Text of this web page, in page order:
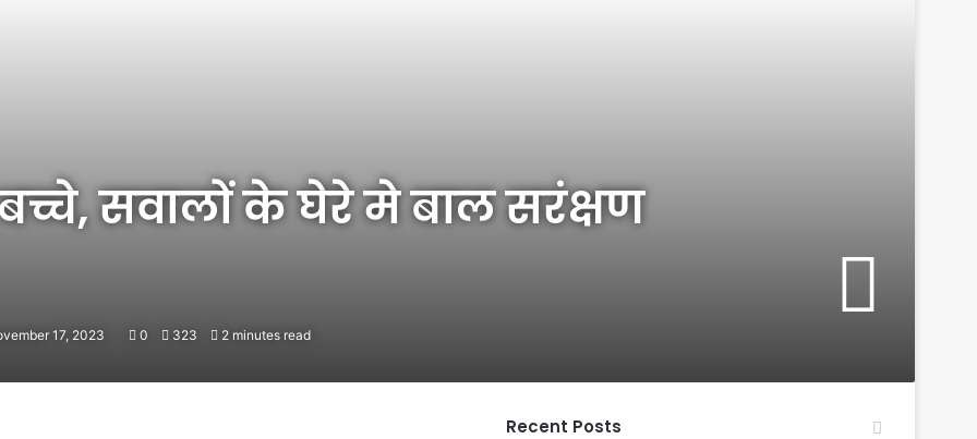
सवालों के घेरे मे बाल सरंक्षण
17, 2023 0 323 2 minutes read
Recent Posts